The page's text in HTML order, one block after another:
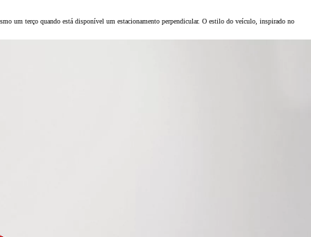
um terço quando está disponível um estacionamento perpendicular. O estilo do veículo, inspirado no